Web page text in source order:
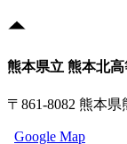
熊本県立 熊本北
〒861-8082 熊本
Google Map